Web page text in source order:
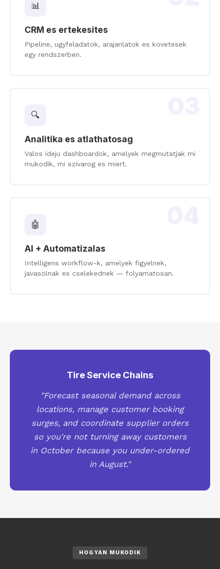
📊
CRM es ertekesites
Pipeline, ugyfeladatok, arajanlatok es kovetesek
egy rendszerben.
🔍
Analitika es atlathatosag
Valos ideju dashboardok, amelyek megmutatjak mi
mukodik, mi szivarog es miert.
🤖
AI + Automatizalas
Intelligens workflow-k, amelyek figyelnek,
javasolnak es cselekednek — folyamatosan.
Tire Service Chains
"Forecast seasonal demand across
locations, manage customer booking
surges, and coordinate supplier orders
so you're not turning away customers
in October because you under-ordered
in August."
HOGYAN MUKODIK